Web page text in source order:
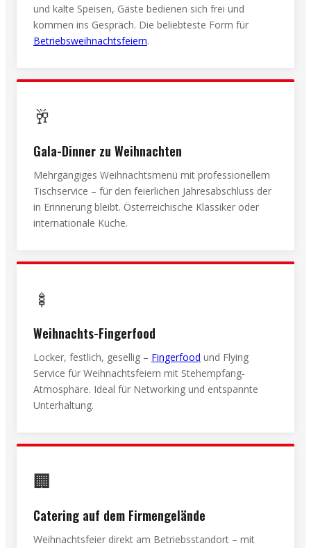
und kalte Speisen, Gäste bedienen sich frei und
kommen ins Gespräch. Die beliebteste Form für
Betriebsweihnachtsfeiern.
🥂
Gala-Dinner zu Weihnachten
Mehrgängiges Weihnachtsmenü mit professionellem
Tischservice – für den feierlichen Jahresabschluss der
in Erinnerung bleibt. Österreichische Klassiker oder
internationale Küche.
🍢
Weihnachts-Fingerfood
Locker, festlich, gesellig – Fingerfood und Flying
Service für Weihnachtsfeiern mit Stehempfang-
Atmosphäre. Ideal für Networking und entspannte
Unterhaltung.
🏢
Catering auf dem Firmengelände
Weihnachtsfeier direkt am Betriebsstandort – mit